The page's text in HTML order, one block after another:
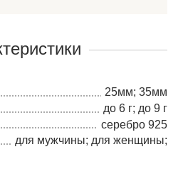
25мм; 35мм
до 6 г; до 9 г
серебро 925
для мужчины; для женщины;